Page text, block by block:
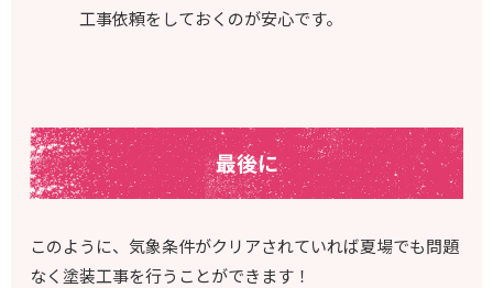
工事依頼をしておくのが安心です。
最後に
このように、気象条件がクリアされていれば夏場でも問題
なく塗装工事を行うことができます！